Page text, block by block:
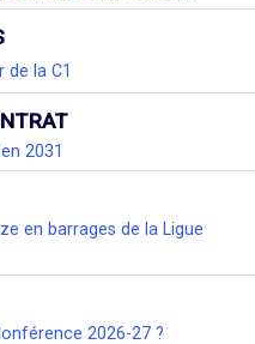
de la C1
2031
en barrages de la Ligue
2026-27 ?